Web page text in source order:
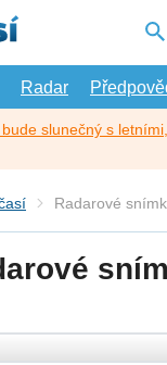
Radar
slunečný s
Radarové